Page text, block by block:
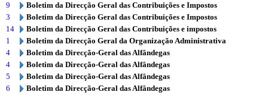
9
Boletim da Direcção Geral das Contribuições e Impostos
3
Boletim da Direcção Geral das Contribuições e Impostos
14
Boletim da Direcção Geral das Contribuições e impostos
1
Boletim da Direcção Geral da Organização Administrativa
4
Boletim da Direcção-Geral das Alfândegas
4
Boletim da Direcção-Geral das Alfândegas
5
Boletim da Direcção-Geral das Alfândegas
6
Boletim da Direcção-Geral das Alfândegas